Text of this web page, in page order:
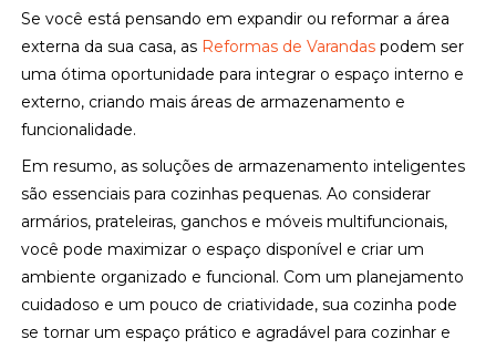
Se você está pensando em expandir ou reformar a área
externa da sua casa, as Reformas de Varandas podem ser
uma ótima oportunidade para integrar o espaço interno e
externo, criando mais áreas de armazenamento e
funcionalidade.
Em resumo, as soluções de armazenamento inteligentes
são essenciais para cozinhas pequenas. Ao considerar
armários, prateleiras, ganchos e móveis multifuncionais,
você pode maximizar o espaço disponível e criar um
ambiente organizado e funcional. Com um planejamento
cuidadoso e um pouco de criatividade, sua cozinha pode
se tornar um espaço prático e agradável para cozinhar e